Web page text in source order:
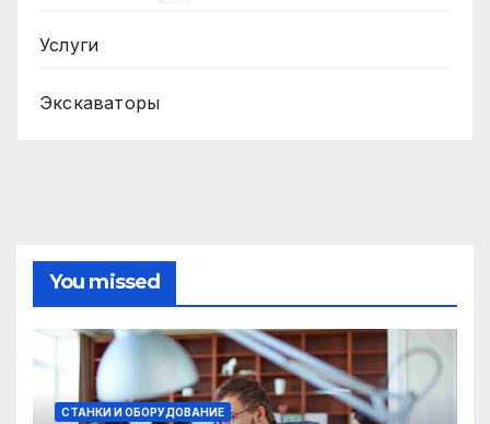
Услуги
Экскаваторы
You missed
СТАНКИ И ОБОРУДОВАНИЕ